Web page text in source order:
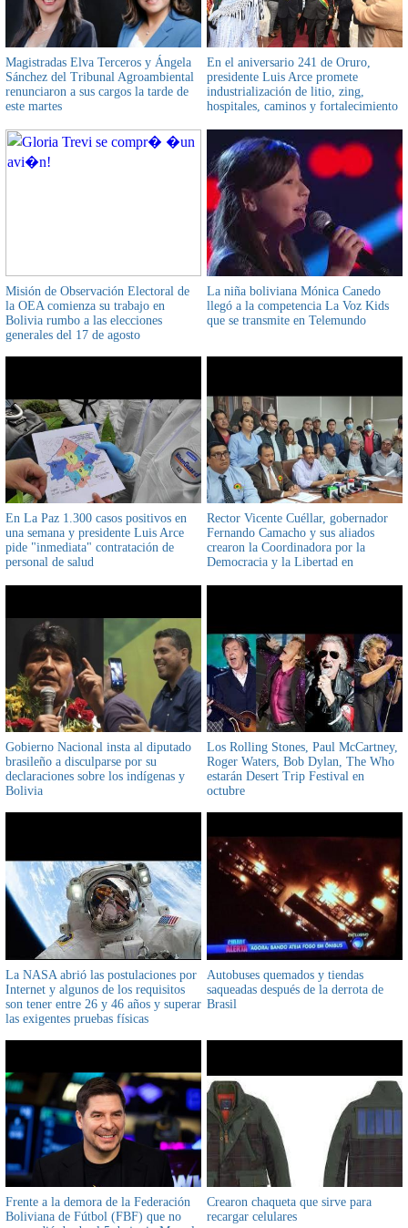
Magistradas Elva Terceros y Ángela
Sánchez del Tribunal Agroambiental
renunciaron a sus cargos la tarde de
este martes
En el aniversario 241 de Oruro,
presidente Luis Arce promete
industrialización de litio, zing,
hospitales, caminos y fortalecimiento
Misión de Observación Electoral de
la OEA comienza su trabajo en
Bolivia rumbo a las elecciones
generales del 17 de agosto
La niña boliviana Mónica Canedo
llegó a la competencia La Voz Kids
que se transmite en Telemundo
En La Paz 1.300 casos positivos en
una semana y presidente Luis Arce
pide "inmediata" contratación de
personal de salud
Rector Vicente Cuéllar, gobernador
Fernando Camacho y sus aliados
crearon la Coordinadora por la
Democracia y la Libertad en
Gobierno Nacional insta al diputado
brasileño a disculparse por su
declaraciones sobre los indígenas y
Bolivia
Los Rolling Stones, Paul McCartney,
Roger Waters, Bob Dylan, The Who
estarán Desert Trip Festival en
octubre
La NASA abrió las postulaciones por
Internet y algunos de los requisitos
son tener entre 26 y 46 años y superar
las exigentes pruebas físicas
Autobuses quemados y tiendas
saqueadas después de la derrota de
Brasil
Frente a la demora de la Federación
Boliviana de Fútbol (FBF) que no
Crearon chaqueta que sirve para
recargar celulares